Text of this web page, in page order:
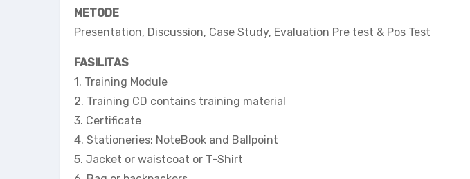
METODE
Presentation, Discussion, Case Study, Evaluation Pre test & Pos Test
FASILITAS
1. Training Module
2. Training CD contains training material
3. Certificate
4. Stationeries: NoteBook and Ballpoint
5. Jacket or waistcoat or T-Shirt